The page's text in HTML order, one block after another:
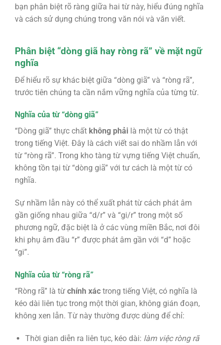
bạn phân biệt rõ ràng giữa hai từ này, hiểu đúng nghĩa
và cách sử dụng chúng trong văn nói và văn viết.
Phân biệt “dòng giã hay ròng rã” về mặt ngữ
nghĩa
Để hiểu rõ sự khác biệt giữa “dòng giã” và “ròng rã”,
trước tiên chúng ta cần nắm vững nghĩa của từng từ.
Nghĩa của từ “dòng giã”
“Dòng giã” thực chất không phảilà một từ có thật
trong tiếng Việt. Đây là cách viết sai do nhầm lẫn với
từ “ròng rã”. Trong kho tàng từ vựng tiếng Việt chuẩn,
không tồn tại từ “dòng giã” với tư cách là một từ có
nghĩa.
Sự nhầm lẫn này có thể xuất phát từ cách phát âm
gần giống nhau giữa “d/r” và “gi/r” trong một số
phương ngữ, đặc biệt là ở các vùng miền Bắc, nơi đôi
khi phụ âm đầu “r” được phát âm gần với “d” hoặc
“gi”.
Nghĩa của từ “ròng rã”
“Ròng rã” là từ chính xáctrong tiếng Việt, có nghĩa là
kéo dài liên tục trong một thời gian, không gián đoạn,
không xen lẫn. Từ này thường được dùng để chỉ:
Thời gian diễn ra liên tục, kéo dài: làm việc ròng rã